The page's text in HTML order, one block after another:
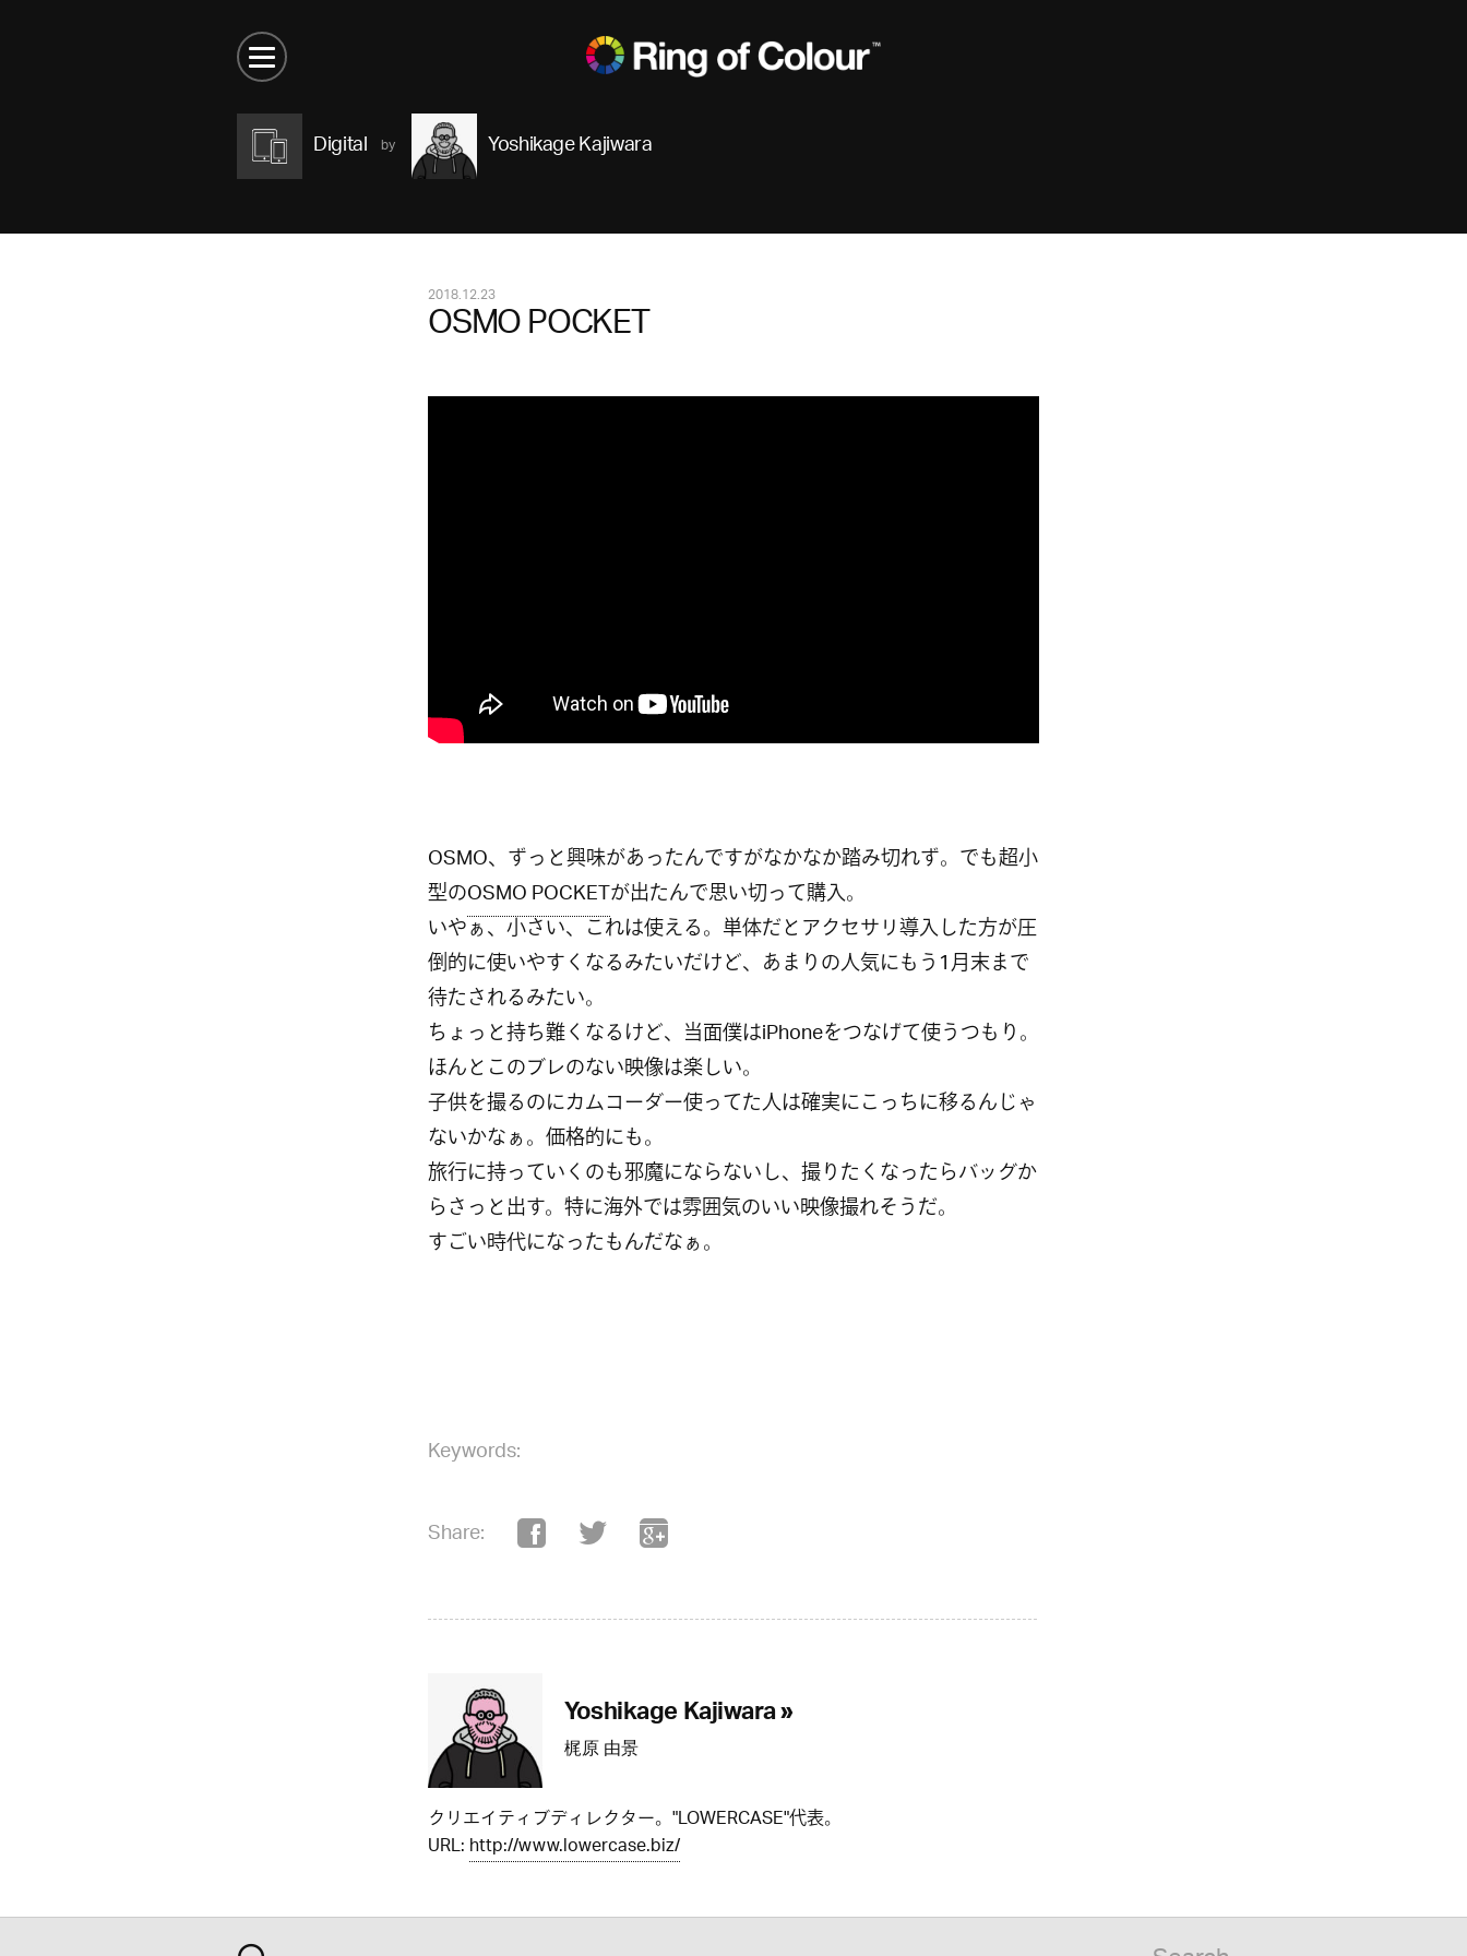
Digital Yoshikage Kajiwara
2018.12.23
OSMO POCKET
OSMO、ずっと興味があったんですがなかなか踏み切れず。でも超小
型のOSMO POCKETが出たんで思い切って購入。
いやぁ、小さい、これは使える。単体だとアクセサリ導入した方が圧
倒的に使いやすくなるみたいだけど、あまりの人気にもう1月末まで
待たされるみたい。
ちょっと持ち難くなるけど、当面僕はiPhoneをつなげて使うつもり。
ほんとこのブレのない映像は楽しい。
子供を撮るのにカムコーダー使ってた人は確実にこっちに移るんじゃ
ないかなぁ。価格的にも。
旅行に持っていくのも邪魔にならないし、撮りたくなったらバッグか
らさっと出す。特に海外では雰囲気のいい映像撮れそうだ。
すごい時代になったもんだなぁ。
Keywords:
Share:
Yoshikage Kajiwara »
梶原 由景
クリエイティブディレクター。"LOWERCASE"代表。
URL:http://www.lowercase.biz/